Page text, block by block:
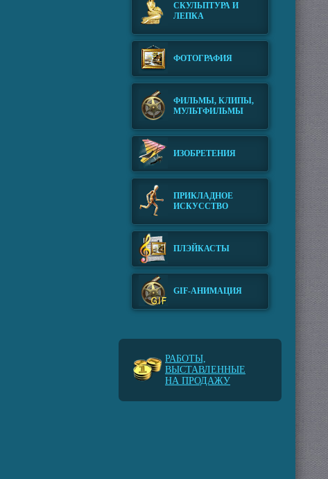
СКУЛЬПТУРА И
ЛЕПКА
ФОТОГРАФИЯ
ФИЛЬМЫ, КЛИПЫ,
МУЛЬТФИЛЬМЫ
ИЗОБРЕТЕНИЯ
ПРИКЛАДНОЕ
ИСКУССТВО
ПЛЭЙКАСТЫ
GIF-АНИМАЦИЯ
РАБОТЫ,
ВЫСТАВЛЕННЫЕ
НА ПРОДАЖУ